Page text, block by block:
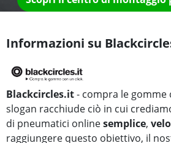
Informazioni su
Blackcircles.it- compra le gomme
slogan racchiude ciò in cui
di pneumatici onlinesemplice,
raggiungere questo obiettivo, il